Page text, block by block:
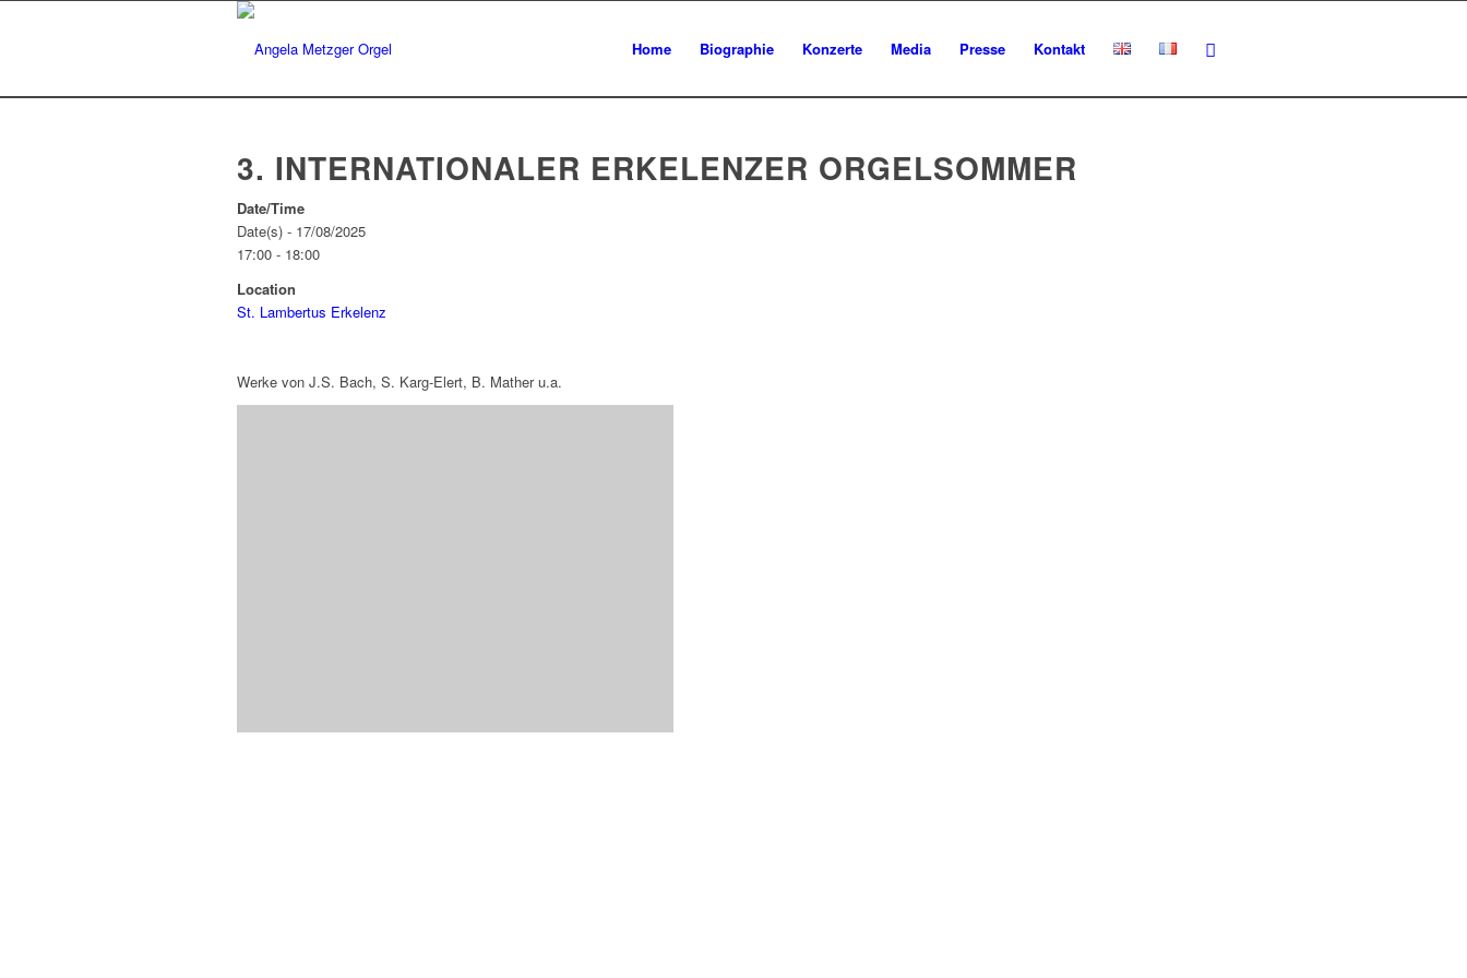
Home Biographie Konzerte Media Presse Kontakt
3. INTERNATIONALER ERKELENZER ORGELSOMMER
Date/Time
Date(s) - 17/08/2025
17:00 - 18:00
Location
St. Lambertus Erkelenz
Werke von J.S. Bach, S. Karg-Elert, B. Mather u.a.